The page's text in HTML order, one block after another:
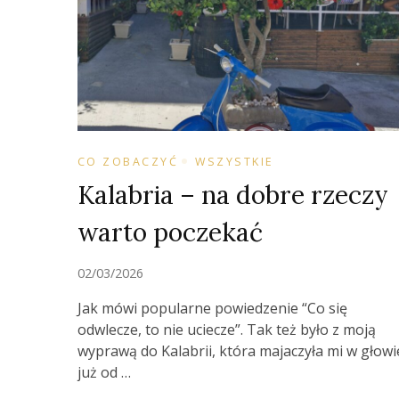
CO ZOBACZYĆ WSZYSTKIE
Kalabria – na dobre rzeczy
warto poczekać
02/03/2026
Jak mówi popularne powiedzenie “Co się
odwlecze, to nie uciecze”. Tak też było z moją
wyprawą do Kalabrii, która majaczyła mi w
już od …